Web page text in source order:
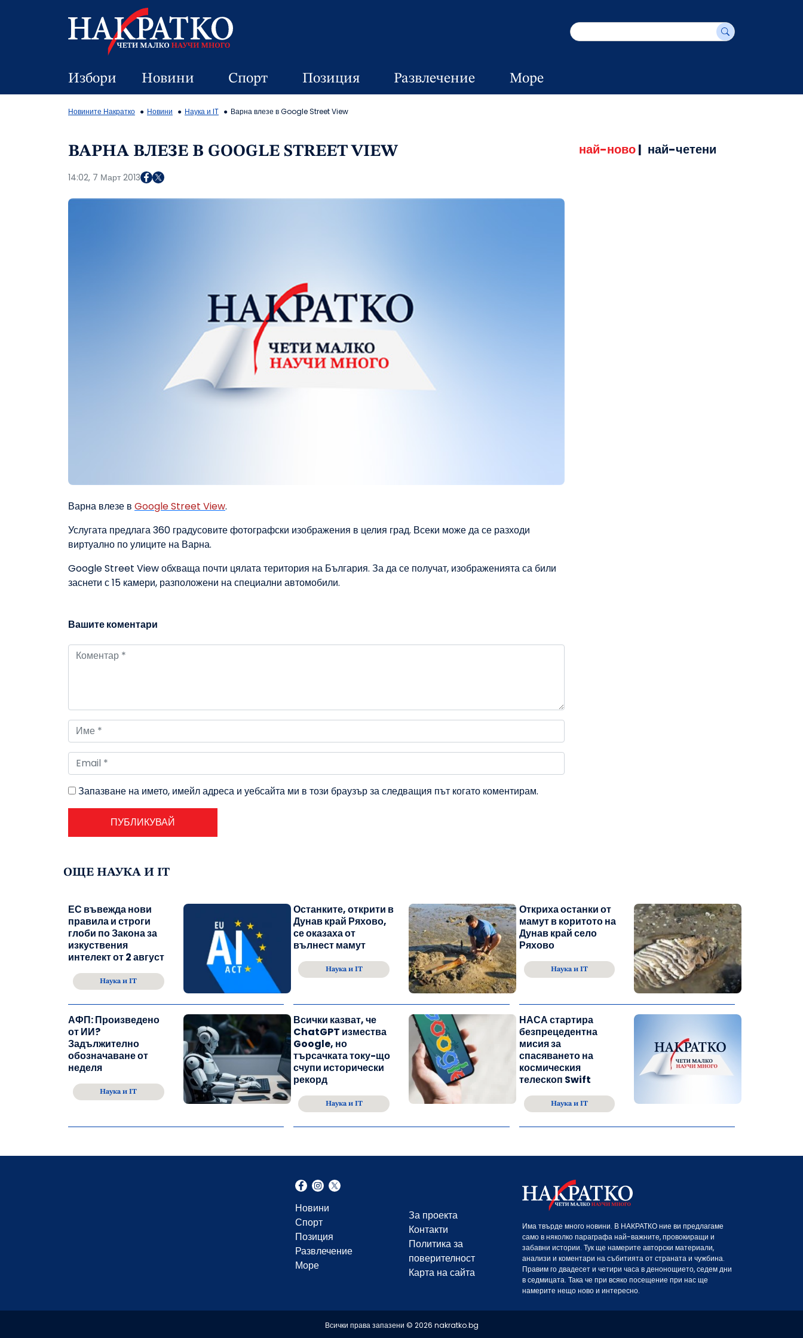
Избори Новини Спорт Позиция Развлечение Море
Новините Накратко Новини Наука и IT Варна влезе в Google Street View
ВАРНА ВЛЕЗЕ В GOOGLE STREET VIEW
14:02, 7 Март 2013
Варна влезе в Google Street View.
Услугата предлага 360 градусовите фотографски изображения в целия град. Всеки може да се разходи
виртуално по улиците на Варна.
Google Street View обхваща почти цялата територия на България. За да се получат, изображенията са били
заснети с 15 камери, разположени на специални автомобили.
Вашите коментари
Запазване на името, имейл адреса и уебсайта ми в този браузър за следващия път когато коментирам.
най-ново| най-четени
ОЩЕ НАУКА И IT
ЕС въвежда нови
правила и строги
глоби по Закона за
изкуствения
интелект от 2 август
Наука и IT
Останките, открити в
Дунав край Ряхово,
се оказаха от
вълнест мамут
Наука и IT
Откриха останки от
мамут в коритото на
Дунав край село
Ряхово
Наука и IT
АФП: Произведено
от ИИ?
Задължително
обозначаване от
неделя
Наука и IT
Всички казват, че
ChatGPT измества
Google, но
търсачката току-що
счупи исторически
рекорд
Наука и IT
НАСА стартира
безпрецедентна
мисия за
спасяването на
космическия
телескоп Swift
Наука и IT
Новини
Спорт
Позиция
Развлечение
Море
За проекта
Контакти
Политика за
поверителност
Карта на сайта
Има твърде много новини. В НАКРАТКО ние ви предлагаме
само в няколко параграфа най-важните, провокиращи и
забавни истории. Тук ще намерите авторски материали,
анализи и коментари на събитията от страната и чужбина.
Правим го двадесет и четири часа в денонощието, седем дни
в седмицата. Така че при всяко посещение при нас ще
намерите нещо ново и интересно.
Всички права запазени © 2026 nakratko.bg